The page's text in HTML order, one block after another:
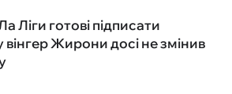
Ліги готові підписати
Жирони досі не змінив